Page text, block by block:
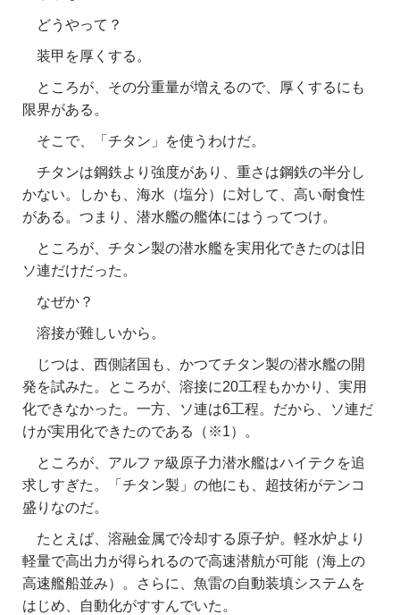
どうやって？
装甲を厚くする。
ところが、その分重量が増えるので、厚くするにも
限界がある。
そこで、「チタン」を使うわけだ。
チタンは鋼鉄より強度があり、重さは鋼鉄の半分し
かない。しかも、海水（塩分）に対して、高い耐食性
がある。つまり、潜水艦の艦体にはうってつけ。
ところが、チタン製の潜水艦を実用化できたのは旧
ソ連だけだった。
なぜか？
溶接が難しいから。
じつは、西側諸国も、かつてチタン製の潜水艦の開
発を試みた。ところが、溶接に20工程もかかり、実用
化できなかった。一方、ソ連は6工程。だから、ソ連だ
けが実用化できたのである（※1）。
ところが、アルファ級原子力潜水艦はハイテクを追
求しすぎた。「チタン製」の他にも、超技術がテンコ
盛りなのだ。
たとえば、溶融金属で冷却する原子炉。軽水炉より
軽量で高出力が得られるので高速潜航が可能（海上の
高速艦船並み）。さらに、魚雷の自動装填システムを
はじめ、自動化がすすんでいた。